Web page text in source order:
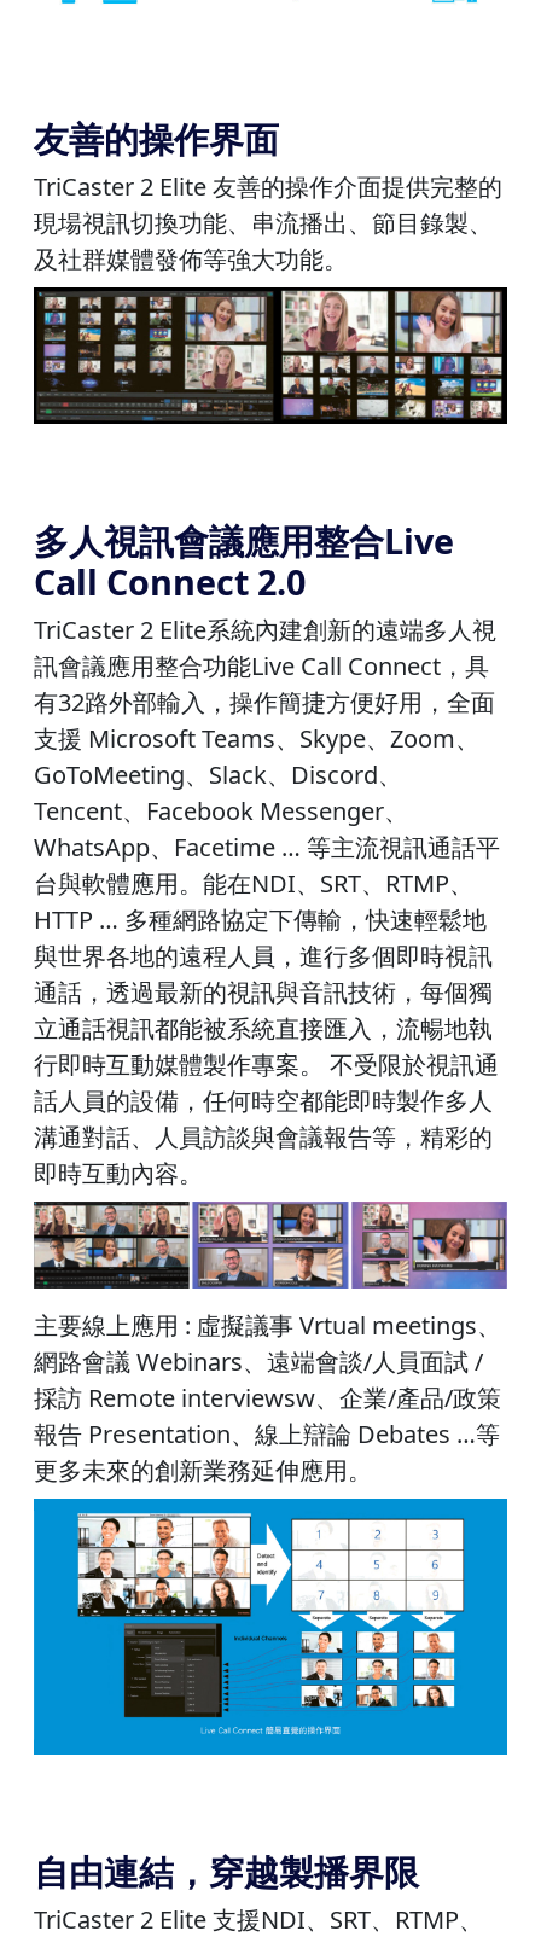
友善的操作界面
TriCaster 2 Elite 友善的操作介面提供完整的
現場視訊切換功能、串流播出、節目錄製、
及社群媒體發佈等強大功能。
多人視訊會議應用整合Live
Call Connect 2.0
TriCaster 2 Elite系統內建創新的遠端多人視
訊會議應用整合功能Live Call Connect，具
有32路外部輸入，操作簡捷方便好用，全面
支援 Microsoft Teams、Skype、Zoom、
GoToMeeting、Slack、Discord、
Tencent、Facebook Messenger、
WhatsApp、Facetime … 等主流視訊通話平
台與軟體應用。能在NDI、SRT、RTMP、
HTTP … 多種網路協定下傳輸，快速輕鬆地
與世界各地的遠程人員，進行多個即時視訊
通話，透過最新的視訊與音訊技術，每個獨
立通話視訊都能被系統直接匯入，流暢地執
行即時互動媒體製作專案。 不受限於視訊通
話人員的設備，任何時空都能即時製作多人
溝通對話、人員訪談與會議報告等，精彩的
即時互動內容。
主要線上應用 : 虛擬議事 Vrtual meetings、
網路會議 Webinars、遠端會談/人員面試 /
採訪 Remote interviewsw、企業/產品/政策
報告 Presentation、線上辯論 Debates …等
更多未來的創新業務延伸應用。
自由連結，穿越製播界限
TriCaster 2 Elite 支援NDI、SRT、RTMP、